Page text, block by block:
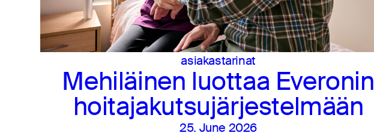
asiakastarinat
Mehiläinen luottaa Everonin
hoitajakutsujärjestelmään
25. June 2026